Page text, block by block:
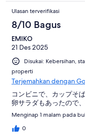
Ulasan terverifikasi
8/10 Bagus
EMIKO
21 Des 2025
Disukai: Kebersihan,
properti
Terjemahkan dengan
コンビニで、カップそ
卵サラダもあったので
Menginap 1 malam pada
0